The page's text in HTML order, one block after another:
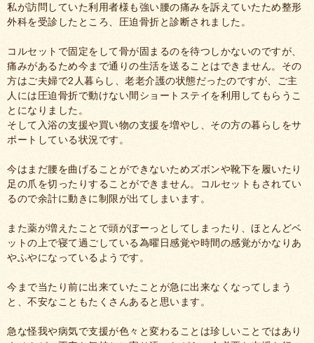
私が訪問していた利用者様も強い腰の痛みを訴えていたため整形
外科を受診したところ、圧迫骨折と診断されました。
コルセットで固定をして骨が固まるのを待つしかないのですが、
痛みがあるため今まで通りの生活を送ることはできません。その
方はご夫婦で2人暮らし、老老介護の状態だったのですが、ご主
人には圧迫骨折で動けない間ショートステイを利用してもらうこ
とになりました。
そして入浴の支援や買い物の支援を増やし、その方の暮らしをサ
ポートしている状況です。
今はまだ腰を曲げることができないためズボンや靴下を履いたり
足の爪を切ったりすることができません。コルセットもされてい
るので余計に動きに制限が出てしまいます。
また薬が増えたことで頭がぼーっとしてしまったり、ほとんどベ
ットの上で寝て過ごしている為曜日感覚や時間の感覚がかなりあ
やふやになっているようです。
今まで当たり前に出来ていたことが急に出来なくなってしまう
と、不安なこともたくさんあると思います。
急な怪我や病気で支援が色々と変わることは珍しいことではあり